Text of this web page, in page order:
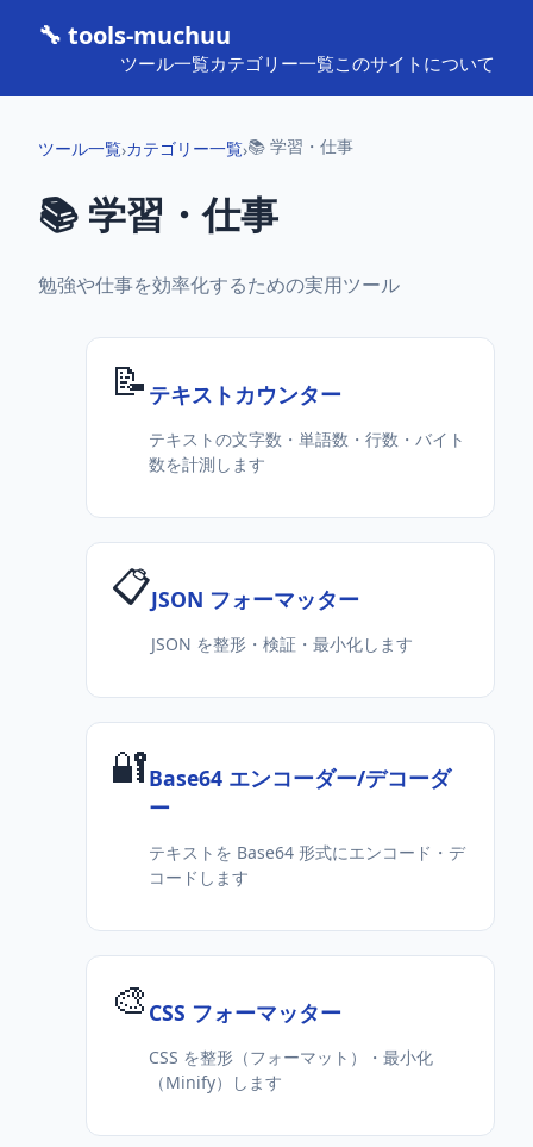
🔧 tools-muchuu
ツール一覧カテゴリー一覧このサイトについて
ツール一覧›カテゴリー一覧›📚 学習・仕事
📚 学習・仕事
勉強や仕事を効率化するための実用ツール
📝 テキストカウンター
テキストの文字数・単語数・行数・バイト
数を計測します
📋JSON フォーマッター
JSON を整形・検証・最小化します
🔐Base64 エンコーダー/デコーダ
ー
テキストを Base64 形式にエンコード・デ
コードします
🎨 CSS フォーマッター
CSS を整形（フォーマット）・最小化
（Minify）します